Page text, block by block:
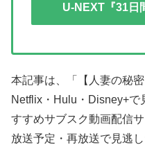
U-NEXT『31日
本記事は、「【人妻の秘
Netflix・Hulu・Disney+で
すすめサブスク動画配信
放送予定・再放送で見逃